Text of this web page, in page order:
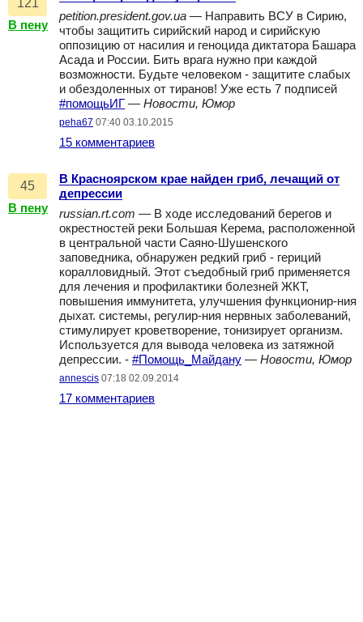
121
В пену
petition.president.gov.ua — Направить ВСУ в Сирию,
чтобы защитить сирийский народ и сирийскую
оппозицию от насилия и геноцида диктатора Башара
Асада и России. Бить врага нужно при каждой
возможности. Будьте человеком - защитите слабых
и обездоленных от тиранов! Уже есть 7 подписей
#помощьИГ — Новости, Юмор
peha67 07:40 03.10.2015
15 комментариев
45
В пену
В Красноярском крае найден гриб, лечащий от
депрессии
russian.rt.com — В ходе исследований берегов и
окрестностей реки Большая Керема, расположенной
в центральной части Саяно-Шушенского
заповедника, обнаружен редкий гриб - гериций
коралловидный. Этот съедобный гриб применяется
для лечения и профилактики болезней ЖКТ,
повышения иммунитета, улучшения функционир-ния
дыхат. системы, регулир-ния нервных заболеваний,
стимулирует кроветворение, тонизирует организм.
Используется для вывода человека из затяжной
депрессии. - #Помощь_Майдану — Новости, Юмор
annescis 07:18 02.09.2014
17 комментариев